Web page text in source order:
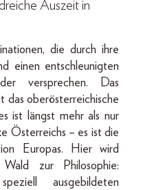
Auszeit in
die durch ihre
einen entschleunigten
versprechen. Das
das oberösterreichische
ist längst mehr als nur
Österreichs – es ist die
Europas. Hier wird
zur Philosophie:
ausgebildeten